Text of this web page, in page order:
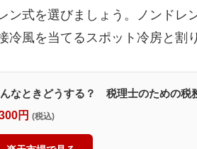
ン式を選びましょう。ノンドレ
冷風を当てるスポット冷房と割
なときどうする？ 税理士のための税
円 (税込)